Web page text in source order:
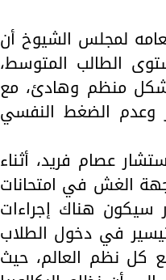
لمجلس الشيوخ أن
الطالب المتوسط،
منظم وهادئ، مع
وعدم الضغط النفسي
عصام فريد، أثناء
الغش في امتحانات
سيكون هناك إجراءات
في دخول الطلاب
كل نظم العالم، حيث